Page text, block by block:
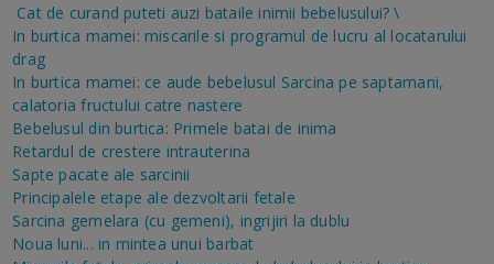
Cat de curand puteti auzi bataile inimii bebelusului? \
In burtica mamei: miscarile si programul de lucru al locatarului
drag
In burtica mamei: ce aude bebelusul Sarcina pe saptamani,
calatoria fructului catre nastere
Bebelusul din burtica: Primele batai de inima
Retardul de crestere intrauterina
Sapte pacate ale sarcinii
Principalele etape ale dezvoltarii fetale
Sarcina gemelara (cu gemeni), ingrijiri la dublu
Noua luni... in mintea unui barbat